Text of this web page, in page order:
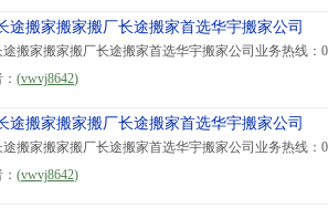
途搬家搬家搬厂长途搬家首选华宇搬家公司
搬家搬家搬厂长途搬家首选华宇搬家公司业务热线：
(vwvj8642)
途搬家搬家搬厂长途搬家首选华宇搬家公司
搬家搬家搬厂长途搬家首选华宇搬家公司业务热线：
(vwvj8642)